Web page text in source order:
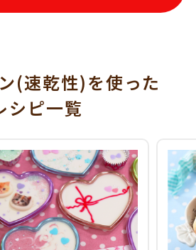
(速乾性)を使った
シピ一覧